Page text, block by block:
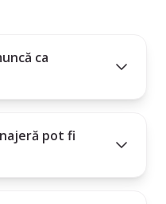
ca
pot fi